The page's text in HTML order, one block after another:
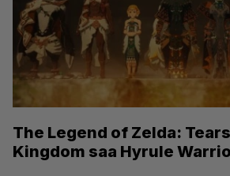
The Legend of Zelda:
Kingdom saa Hyrule